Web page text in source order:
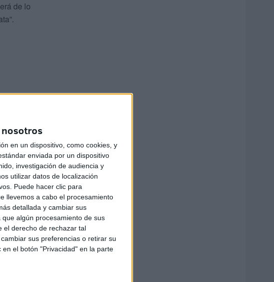
en un dispositivo, como cookies, y
enviada por un dispositivo
investigación de audiencia y
utilizar datos de localización
Puede hacer clic para
llevemos a cabo el procesamiento
detallada y cambiar sus
que algún procesamiento de sus
el derecho de rechazar tal
sus preferencias o retirar su
el botón "Privacidad" en la parte
de lo
de
de
a
cada
el